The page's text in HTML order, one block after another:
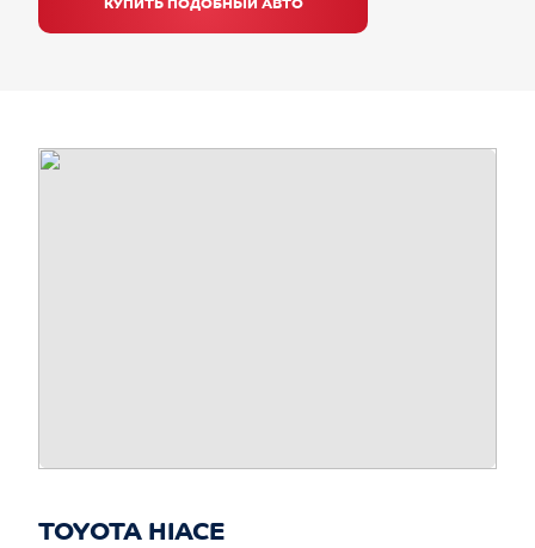
КУПИТЬ ПОДОБНЫЙ АВТО
TOYOTA HIACE